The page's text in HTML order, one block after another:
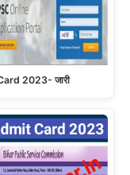
2023- जारी